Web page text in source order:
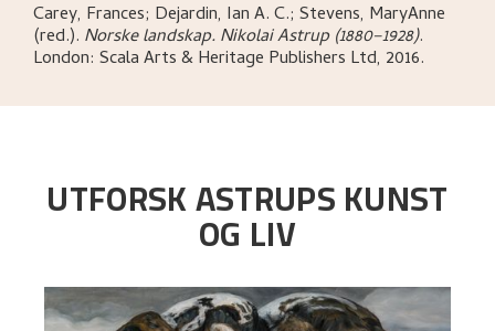
Carey, Frances; Dejardin, Ian A. C.; Stevens, MaryAnne
(red.). Norske landskap. Nikolai Astrup (1880–1928).
London: Scala Arts & Heritage Publishers Ltd, 2016.
UTFORSK ASTRUPS KUNST
OG LIV